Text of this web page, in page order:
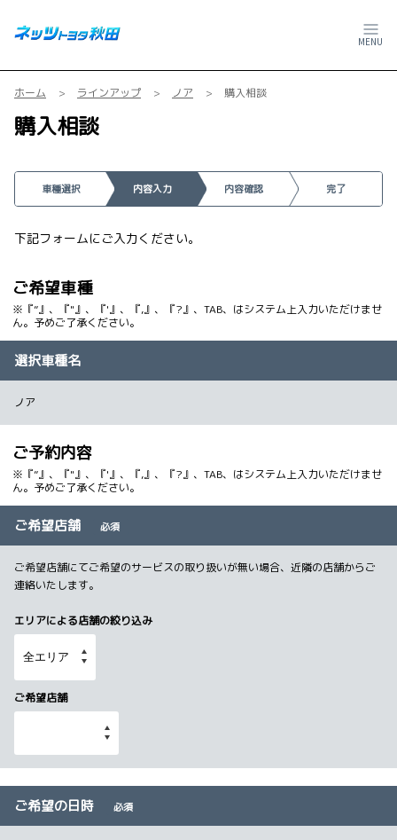
MENU
ホーム ラインアップ ノア 購入相談
購入相談
車種選択 内容入力 内容確認 完了
下記フォームにご入力ください。
ご希望車種
※『”』、『"』、『'』、『,』、『?』、TAB、はシステム上入力いただけませ
ん。予めご了承ください。
選択車種名
ノア
ご予約内容
※『”』、『"』、『'』、『,』、『?』、TAB、はシステム上入力いただけませ
ん。予めご了承ください。
ご希望店舗 必須
ご希望店舗にてご希望のサービスの取り扱いが無い場合、近隣の店舗からご
連絡いたします。
エリアによる店舗の絞り込み
ご希望店舗
ご希望の日時 必須